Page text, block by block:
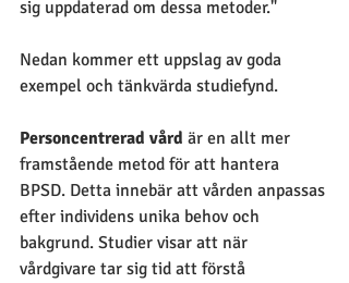
sig uppdaterad om dessa metoder."
Nedan kommer ett uppslag av goda
exempel och tänkvärda studiefynd.
Personcentrerad vård är en allt mer
framstående metod för att hantera
BPSD. Detta innebär att vården anpassas
efter individens unika behov och
bakgrund. Studier visar att när
vårdgivare tar sig tid att förstå